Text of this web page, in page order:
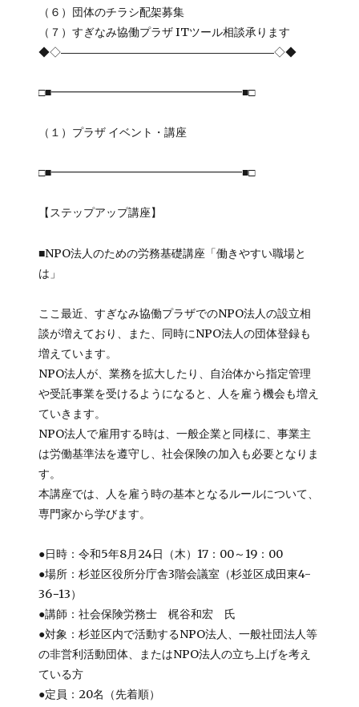
（６）団体のチラシ配架募集
（７）すぎなみ協働プラザ ITツール相談承ります
◆◇―――――――――――――――――――◇◆
□■━━━━━━━━━━━━━━━━━■□
（１）プラザ イベント・講座
□■━━━━━━━━━━━━━━━━━■□
【ステップアップ講座】
■NPO法人のための労務基礎講座「働きやすい職場と
は」
ここ最近、すぎなみ協働プラザでのNPO法人の設立相
談が増えており、また、同時にNPO法人の団体登録も
増えています。
NPO法人が、業務を拡大したり、自治体から指定管理
や受託事業を受けるようになると、人を雇う機会も増え
ていきます。
NPO法人で雇用する時は、一般企業と同様に、事業主
は労働基準法を遵守し、社会保険の加入も必要となりま
す。
本講座では、人を雇う時の基本となるルールについて、
専門家から学びます。
●日時：令和5年8月24日（木）17：00～19：00
●場所：杉並区役所分庁舎3階会議室（杉並区成田東4-
36−13）
●講師：社会保険労務士 梶谷和宏 氏
●対象：杉並区内で活動するNPO法人、一般社団法人等
の非営利活動団体、またはNPO法人の立ち上げを考え
ている方
●定員：20名（先着順）